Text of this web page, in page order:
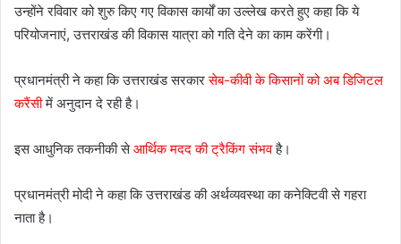
उन्होंने रविवार को शुरु किए गए विकास कार्यों का उल्लेख करते हुए कहा कि ये
परियोजनाएं, उत्तराखंड की विकास यात्रा को गति देने का काम करेंगी।
प्रधानमंत्री ने कहा कि उत्तराखंड सरकारसेब-कीवी के किसानों को अब डिजिटल
करैंसीमें अनुदान दे रही है।
इस आधुनिक तकनीकी सेआर्थिक मदद की ट्रैकिंग संभवहै।
प्रधानमंत्री मोदी ने कहा कि उत्तराखंड की अर्थव्यवस्था का कनेक्टिवी से गहरा
नाता है।